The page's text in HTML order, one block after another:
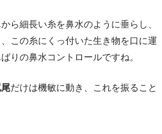
細長い糸を鼻水のように垂らし、
この糸にくっ付いた生き物を口に運
りの鼻水コントロールですね。
だけは機敏に動き、これを振ること